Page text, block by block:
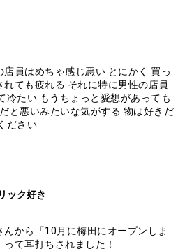
員はめちゃ感じ悪い とにかく 買っ
ても疲れる それに特に男性の店員
冷たい もうちょっと愛想があっても
と悪いみたいな気がする 物は好きだ
ださい
ック好き
から「10月に梅田にオープンしま
て耳打ちされました！